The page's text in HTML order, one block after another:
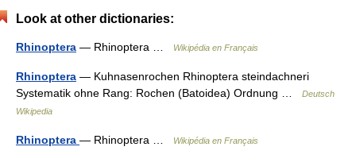
Look at other dictionaries:
Rhinoptera — Rhinoptera … Wikipédia en Français
Rhinoptera — Kuhnasenrochen Rhinoptera steindachneri
Systematik ohne Rang: Rochen (Batoidea) Ordnung …
Deutsch
Wikipedia
Rhinoptera — Rhinoptera … Wikipédia en Français